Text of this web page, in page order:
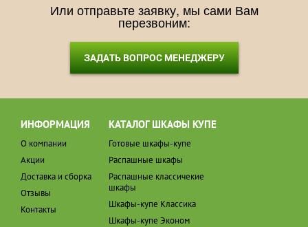
Или отправьте заявку, мы сами Вам
перезвоним:
ЗАДАТЬ ВОПРОС МЕНЕДЖЕРУ
ИНФОРМАЦИЯ
О компании
Акции
Доставка и сборка
Отзывы
Контакты
КАТАЛОГ ШКАФЫ КУПЕ
Готовые шкафы-купе
Распашные шкафы
Распашные классичекие
шкафы
Шкафы-купе Классика
Шкафы-купе Эконом